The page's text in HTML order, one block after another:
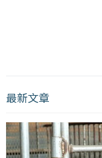
最新文章